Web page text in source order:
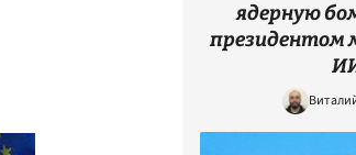
ядерную
президентом